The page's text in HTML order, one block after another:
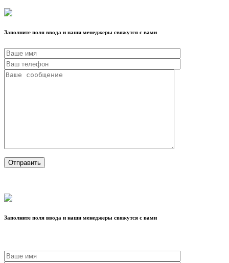
Заполните поля ввода и наши менеджеры свяжутся с вами
Заполните поля ввода и наши менеджеры свяжутся с вами